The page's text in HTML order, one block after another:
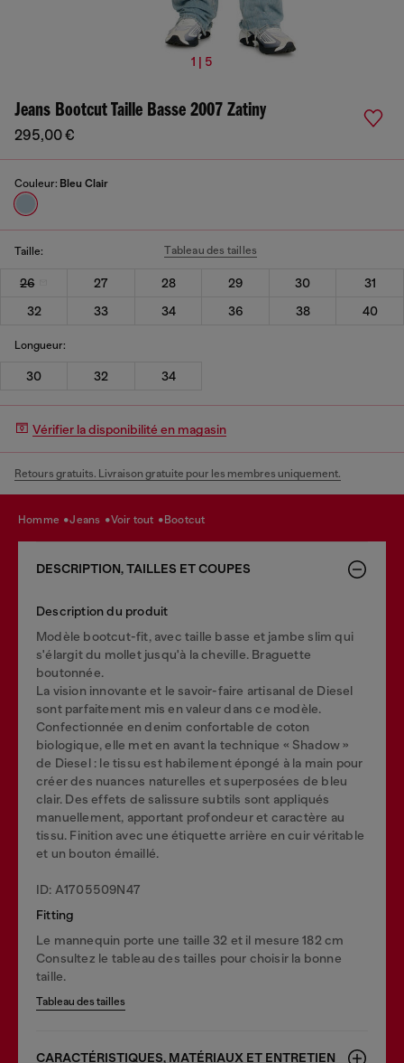
1 | 5
Jeans Bootcut Taille Basse 2007 Zatiny
295,00 €
Couleur: Bleu Clair
Taille: Tableau des tailles
26 27 28 29 30
31
32
33 34 36 38 40
Longueur:
30 32 34
Vérifier la disponibilité en magasin
Retours gratuits. Livraison gratuite pour les membres uniquement.
homme jeans voir tout bootcut
DESCRIPTION, TAILLES ET COUPES
Description du produit
Modèle bootcut-fit, avec taille basse et jambe slim qui
s'élargit du mollet jusqu'à la cheville. Braguette
boutonnée.
La vision innovante et le savoir-faire artisanal de Diesel
sont parfaitement mis en valeur dans ce modèle.
Confectionnée en denim confortable de coton
biologique, elle met en avant la technique « Shadow »
de Diesel : le tissu est habilement épongé à la main pour
créer des nuances naturelles et superposées de bleu
clair. Des effets de salissure subtils sont appliqués
manuellement, apportant profondeur et caractère au
tissu. Finition avec une étiquette arrière en cuir véritable
et un bouton émaillé.
ID: A1705509N47
Fitting
Le mannequin porte une taille 32 et il mesure 182 cm
Consultez le tableau des tailles pour choisir la bonne
taille.
Tableau des tailles
CARACTÉRISTIQUES, MATÉRIAUX ET ENTRETIEN